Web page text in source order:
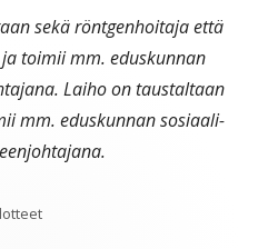
sekä röntgenhoitaja että
toimii mm. eduskunnan
Laiho on taustaltaan
mm. eduskunnan sosiaali-